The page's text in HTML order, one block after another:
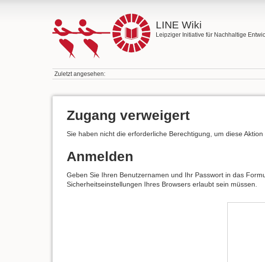
LINE Wiki
Leipziger Initiative für Nachhaltige
Zuletzt angesehen:
Zugang verweigert
Sie haben nicht die erforderliche Berechtigung, um diese
Anmelden
Geben Sie Ihren Benutzernamen und Ihr Passwort in das
Sicherheitseinstellungen Ihres Browsers erlaubt sein müssen.